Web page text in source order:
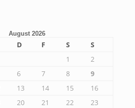
August 2026
D F S
S
1
2
6 7 8
9
13 14 15
16
20 21 22
23